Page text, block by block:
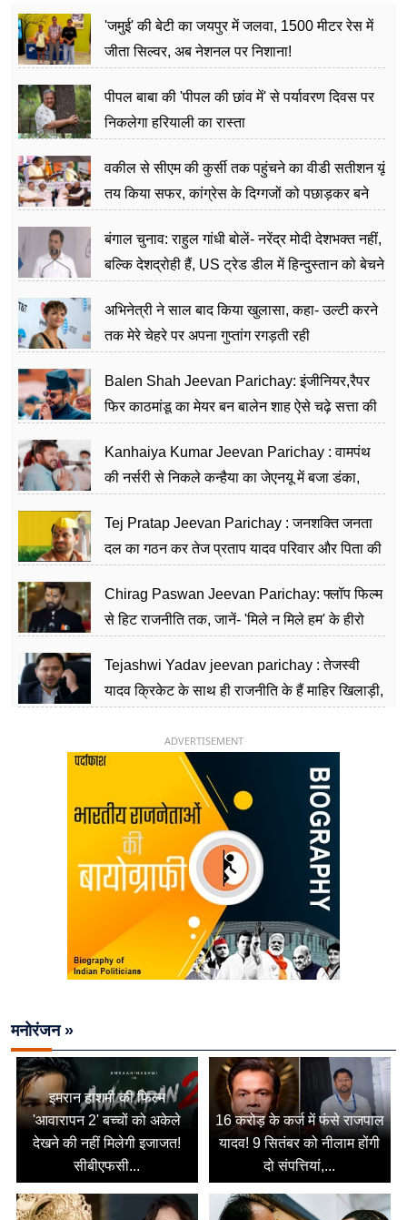
'जमुई' की बेटी का जयपुर में जलवा, 1500 मीटर रेस में
जीता सिल्वर, अब नेशनल पर निशाना!
पीपल बाबा की 'पीपल की छांव में' से पर्यावरण दिवस पर
निकलेगा हरियाली का रास्ता
वकील से सीएम की कुर्सी तक पहुंचने का वीडी सतीशन यूं
तय किया सफर, कांग्रेस के दिग्गजों को पछाड़कर बने
बंगाल चुनाव: राहुल गांधी बोलें- नरेंद्र मोदी देशभक्त नहीं,
बल्कि देशद्रोही हैं, US ट्रेड डील में हिन्दुस्तान को बेचने
अभिनेत्री ने साल बाद किया खुलासा, कहा- उल्टी करने
तक मेरे चेहरे पर अपना गुप्तांग रगड़ती रही
Balen Shah Jeevan Parichay: इंजीनियर,रैपर
फिर काठमांडू का मेयर बन बालेन शाह ऐसे चढ़े सत्ता की
Kanhaiya Kumar Jeevan Parichay : वामपंथ
की नर्सरी से निकले कन्हैया का जेएनयू में बजा डंका,
Tej Pratap Jeevan Parichay : जनशक्ति जनता
दल का गठन कर तेज प्रताप यादव परिवार और पिता की
Chirag Paswan Jeevan Parichay: फ्लॉप फिल्म
से हिट राजनीति तक, जानें- 'मिले न मिले हम' के हीरो
Tejashwi Yadav jeevan parichay : तेजस्वी
यादव क्रिकेट के साथ ही राजनीति के हैं माहिर खिलाड़ी,
ADVERTISEMENT
मनोरंजन »
इमरान हाशमी की फिल्म
'आवारापन 2' बच्चों को अकेले
देखने की नहीं मिलेगी इजाजत!
सीबीएफसी...
16 करोड़ के कर्ज में फंसे राजपाल
यादव! 9 सितंबर को नीलाम होंगी
दो संपत्तियां,...